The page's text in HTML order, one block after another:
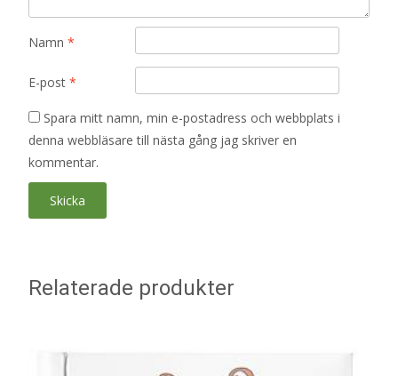
Namn *
E-post *
Spara mitt namn, min e-postadress och webbplats i
denna webbläsare till nästa gång jag skriver en
kommentar.
Relaterade produkter